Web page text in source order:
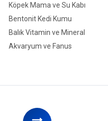
Köpek Mama ve Su Kabı
Bentonit Kedi Kumu
Balık Vitamin ve Mineral
Akvaryum ve Fanus